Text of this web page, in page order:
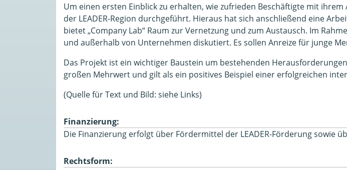
Um einen ersten Einblick zu erhalten, wie zufrieden Beschäftigte mit
der LEADER-Region durchgeführt. Hieraus hat sich anschließend eine
bietet „Company Lab“ Raum zur Vernetzung und zum Austausch. Im
und außerhalb von Unternehmen diskutiert. Es sollen Anreize für junge
Das Projekt ist ein wichtiger Baustein um bestehenden
großen Mehrwert und gilt als ein positives Beispiel einer erfolgreichen
(Quelle für Text und Bild: siehe Links)
Finanzierung:
Die Finanzierung erfolgt über Fördermittel der LEADER-Förderung sowie
Rechtsform: